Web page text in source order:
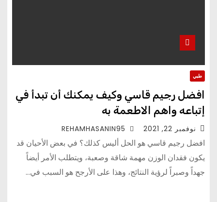
طبي
افضل رجيم قاسي وكيف يمكنك أن تبدأ في
إتباعه واهم الاطعمة به
نوفمبر 22, 2021
افضل رجيم قاسي هو الحل أليس كذلك؟ في بعض الأحيان قد
يكون فقدان الوزن مهمة شاقة وصعبة، ويتطلب الأمر أيضاً
جهداً وصبراً لرؤية النتائج، وهذا على الأرجح هو السبب في…